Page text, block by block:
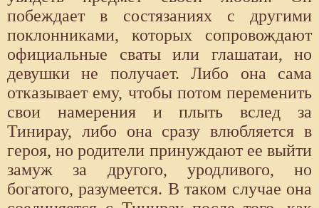
побеждает в состязаниях с другими
поклонниками, которых сопровождают
официальные сваты или глашатаи, но
девушки не получает. Либо она сама
отказывает ему, чтобы потом переменить
свои намерения и плыть вслед за
Тинирау, либо она сразу влюбляется в
героя, но родители принуждают ее выйти
замуж за другого, уродливого, но
богатого, разумеется. В таком случае она